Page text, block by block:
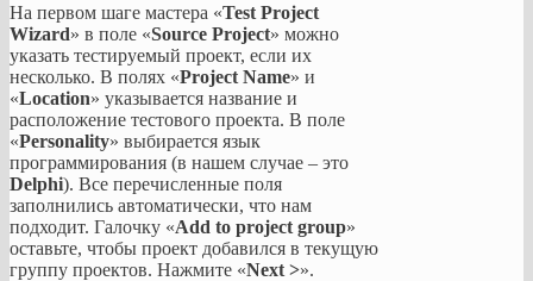
На первом шаге мастера «Test Project
Wizard» в поле «Source Project» можно
указать тестируемый проект, если их
несколько. В полях «Project Name» и
«Location» указывается название и
расположение тестового проекта. В поле
«Personality» выбирается язык
программирования (в нашем случае – это
Delphi). Все перечисленные поля
заполнились автоматически, что нам
подходит. Галочку «Add to project group»
оставьте, чтобы проект добавился в текущую
группу проектов. Нажмите «Next >».